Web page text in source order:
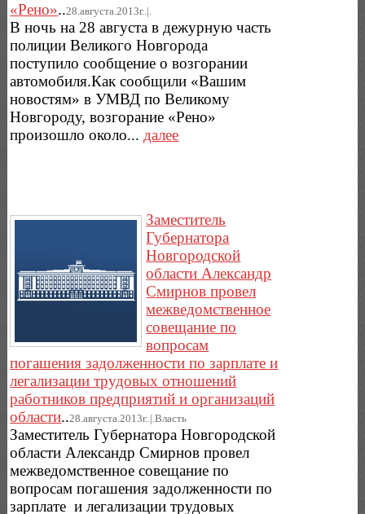
«Рено»..28.августа.2013г..|.
В ночь на 28 августа в дежурную часть
полиции Великого Новгорода
поступило сообщение о возгорании
автомобиля.Как сообщили «Вашим
новостям» в УМВД по Великому
Новгороду, возгорание «Рено»
произошло около...далее
Заместитель
Губернатора
Новгородской
области Александр
Смирнов провел
межведомственное
совещание по
вопросам
погашения задолженности по зарплате и
легализации трудовых отношений
работников предприятий и организаций
области..28.августа.2013г..|.Власть
Заместитель Губернатора Новгородской
области Александр Смирнов провел
межведомственное совещание по
вопросам погашения задолженности по
зарплате и легализации трудовых